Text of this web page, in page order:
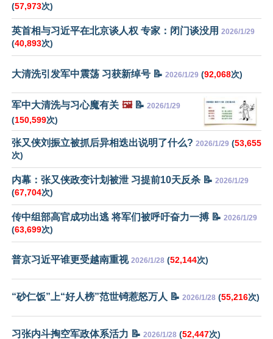
(57,973次)
英首相与习近平在北京谈人权 专家：闭门谈没用 2026/1/29
(40,893次)
大清洗引发军中震荡 习获新绰号 📝 2026/1/29 (92,068次)
军中大清洗与习心魔有关 🖼️📝 2026/1/29
(150,599次)
张又侠刘振立被抓后异相迭出说明了什么? 2026/1/29 (53,655
次)
内幕：张又侠政变计划被泄 习提前10天反杀 📝 2026/1/29
(67,704次)
传中组部高官成功出逃 将军们被呼吁奋力一搏 📝 2026/1/29
(63,699次)
普京习近平谁更受越南重视 2026/1/28 (52,144次)
“砂仁饭”上“好人榜”范世锜惹怒万人 📝 2026/1/28 (55,216次)
习张内斗掏空军政体系活力 📝 2026/1/28 (52,447次)